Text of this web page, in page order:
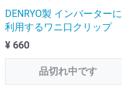
DENRYO製 インバーターに
利用するワニ口クリップ
¥ 660
品切れ中です